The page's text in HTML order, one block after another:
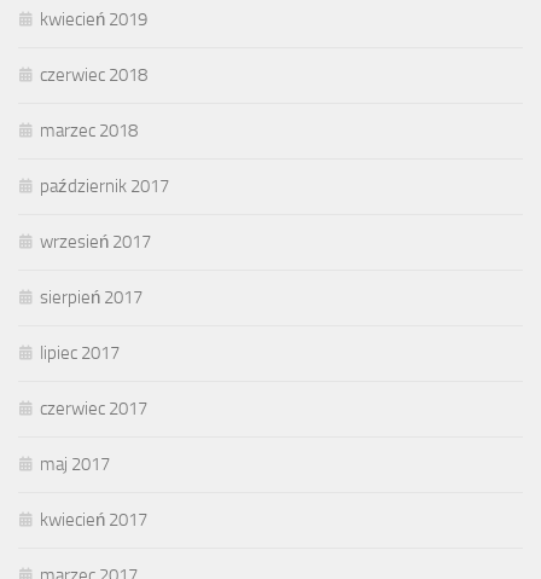
kwiecień 2019
czerwiec 2018
marzec 2018
październik 2017
wrzesień 2017
sierpień 2017
lipiec 2017
czerwiec 2017
maj 2017
kwiecień 2017